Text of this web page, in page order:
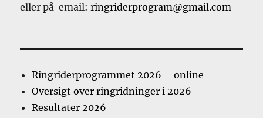
eller på email:ringriderprogram@gmail.com
Ringriderprogrammet 2026 – online
Oversigt over ringridninger i 2026
Resultater 2026